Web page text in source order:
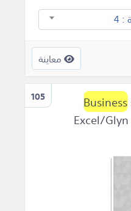
4
معاينة
105 Business
Excel/